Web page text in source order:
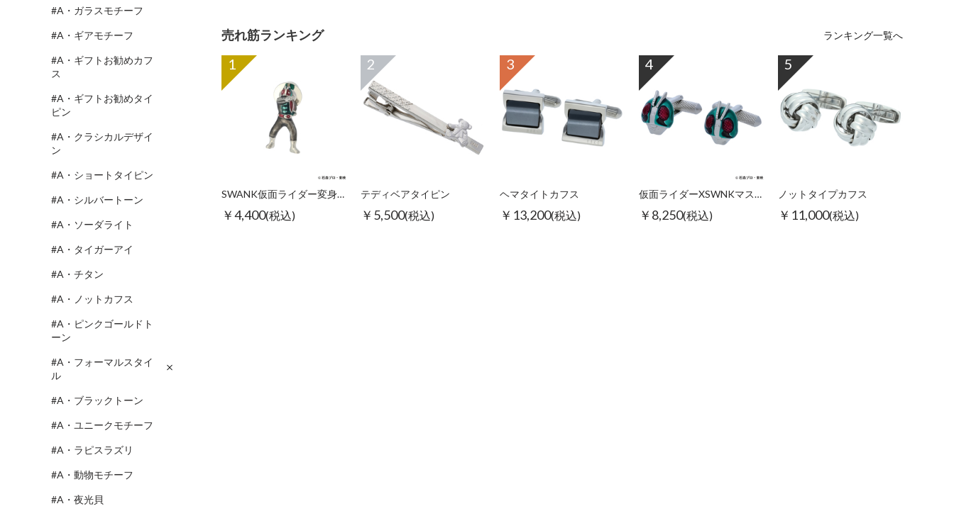
#A・ガラスモチーフ
#A・ギアモチーフ
#A・ギフトお勧めカフ
ス
#A・ギフトお勧めタイ
ピン
#A・クラシカルデザイ
ン
#A・ショートタイピン
#A・シルバートーン
#A・ソーダライト
#A・タイガーアイ
#A・チタン
#A・ノットカフス
#A・ピンクゴールドト
ーン
#A・フォーマルスタイ
ル
#A・ブラックトーン
#A・ユニークモチーフ
#A・ラピスラズリ
#A・動物モチーフ
#A・夜光貝
売れ筋ランキング ランキング一覧へ
1
SWANK仮面ライダー変身ピンズ
￥4,400(税込)
2
テディベアタイピン
￥5,500(税込)
3
ヘマタイトカフス
￥13,200(税込)
4
仮面ライダーXSWNKマスクカフス
￥8,250(税込)
5
ノットタイプカフス
￥11,000(税込)